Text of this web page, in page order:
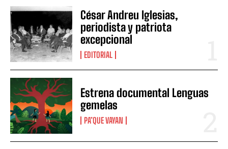
César Andreu Iglesias,
periodista y patriota
excepcional
EDITORIAL
Estrena documental Lenguas
gemelas
PA’QUE VAYAN